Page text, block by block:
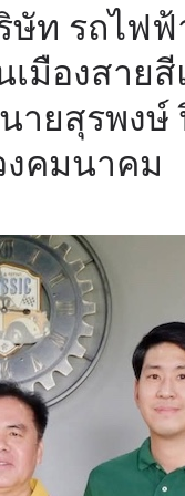
ท รถไฟ
มืองสายสี
ายสุรพงษ์
งคมนาคม